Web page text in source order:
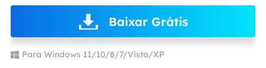
Baixar Grátis
Para Windows 11/10/8/7/Vista/XP